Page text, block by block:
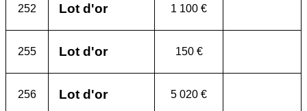
252 Lot d'or 1 100 €
255 Lot d'or 150 €
256 Lot d'or 5 020 €